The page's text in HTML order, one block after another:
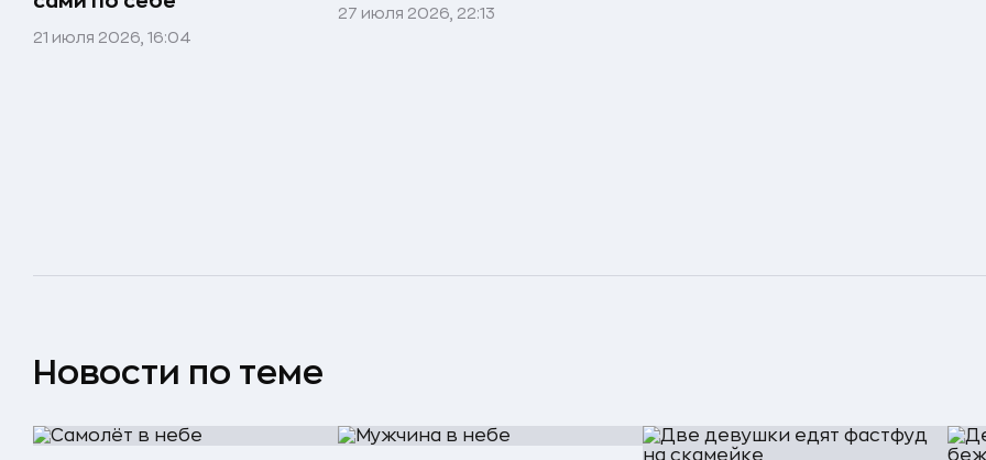
21 июля 2026, 16:04
27 июля 2026, 22:13
Новости по теме